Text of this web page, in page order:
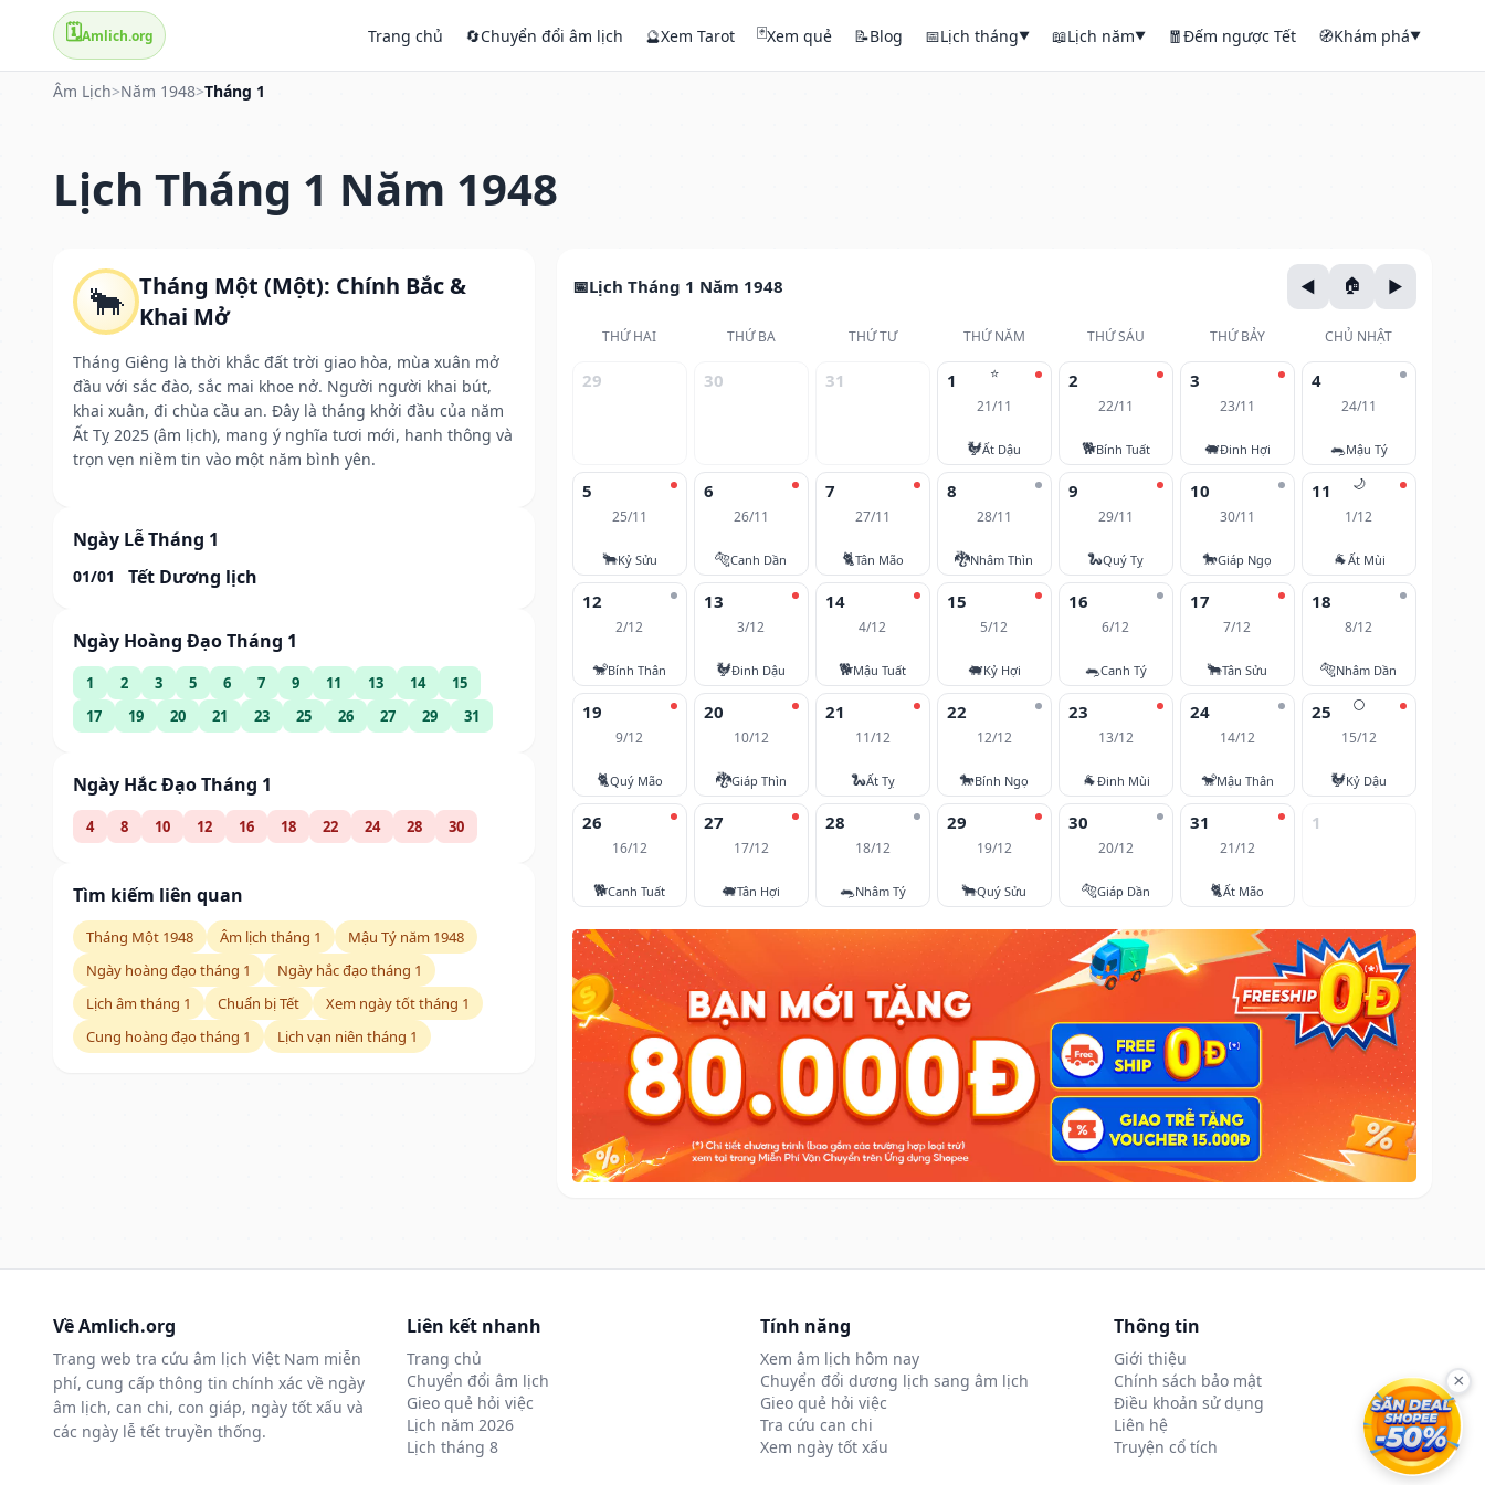
🗓️Amlich.org Trang chủ 🔄Chuyển đổi âm lịch 🔮Xem Tarot 🃏Xem quẻ 📝Blog 📅Lịch tháng▼ 📖Lịch năm▼ 🧧Đếm ngược Tết 🧭Khám phá▼
Âm Lịch>Năm 1948>Tháng 1
Lịch Tháng 1 Năm 1948
🐂 Tháng Một (Một): Chính Bắc &
Khai Mở
Tháng Giêng là thời khắc đất trời giao hòa, mùa xuân mở
đầu với sắc đào, sắc mai khoe nở. Người người khai bút,
khai xuân, đi chùa cầu an. Đây là tháng khởi đầu của năm
Ất Tỵ 2025 (âm lịch), mang ý nghĩa tươi mới, hanh thông và
trọn vẹn niềm tin vào một năm bình yên.
Ngày Lễ Tháng 1
01/01 Tết Dương lịch
Ngày Hoàng Đạo Tháng 1
1 2 3 5 6 7 9 11 13 14
15
17
19 20 21 23 25 26 27 29 31
Ngày Hắc Đạo Tháng 1
4 8 10 12 16 18 22 24 28 30
Tìm kiếm liên quan
Tháng Một 1948 Âm lịch tháng 1
Mậu Tý năm 1948
Ngày hoàng đạo tháng 1
Ngày hắc đạo tháng 1
Lịch âm tháng 1
Chuẩn bị Tết
Xem ngày tốt tháng 1
Cung hoàng đạo tháng 1
Lịch vạn niên tháng 1
Lịch Tháng 1 Năm 1948
THỨ HAI THỨ BA THỨ TƯ THỨ NĂM THỨ SÁU THỨ BẢY CHỦ NHẬT
29 30 31 ⭐
1
21/11
🐓Ất Dậu
2
22/11
🐕Bính Tuất
3
23/11
🐖Đinh Hợi
4
24/11
🐀Mậu Tý
5
25/11
🐂Kỷ Sửu
6
26/11
🐅Canh Dần
7
27/11
🐈Tân Mão
8
28/11
🐉Nhâm Thìn
9
29/11
🐍Quý Tỵ
10
30/11
🐎Giáp Ngọ
🌙
11
1/12
🐐Ất Mùi
12
2/12
🐒Bính Thân
13
3/12
🐓Đinh Dậu
14
4/12
🐕Mậu Tuất
15
5/12
🐖Kỷ Hợi
16
6/12
🐀Canh Tý
17
7/12
🐂Tân Sửu
18
8/12
🐅Nhâm Dần
19
9/12
🐈Quý Mão
20
10/12
🐉Giáp Thìn
21
11/12
🐍Ất Tỵ
22
12/12
🐎Bính Ngọ
23
13/12
🐐Đinh Mùi
24
14/12
🐒Mậu Thân
🌕
25
15/12
🐓Kỷ Dậu
26
16/12
🐕Canh Tuất
27
17/12
🐖Tân Hợi
28
18/12
🐀Nhâm Tý
29
19/12
🐂Quý Sửu
30
20/12
🐅Giáp Dần
31
21/12
🐈Ất Mão
1
Về Amlich.org
Trang web tra cứu âm lịch Việt Nam miễn
phí, cung cấp thông tin chính xác về ngày
âm lịch, can chi, con giáp, ngày tốt xấu và
các ngày lễ tết truyền thống.
Liên kết nhanh
Trang chủ
Chuyển đổi âm lịch
Gieo quẻ hỏi việc
Lịch năm 2026
Lịch tháng 8
Tính năng
Xem âm lịch hôm nay
Chuyển đổi dương lịch sang âm lịch
Gieo quẻ hỏi việc
Tra cứu can chi
Xem ngày tốt xấu
Thông tin
Giới thiệu
Chính sách bảo mật
Điều khoản sử dụng
Liên hệ
Truyện cổ tích
×